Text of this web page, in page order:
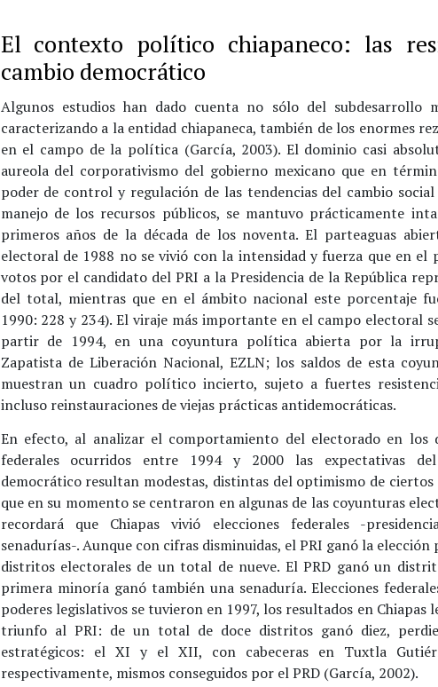
El contexto político chiapaneco: las
cambio democrático
Algunos estudios han dado cuenta no sólo del subdesarrollo
caracterizando a la entidad chiapaneca, también de los enormes
en el campo de la política (García, 2003). El dominio casi
aureola del corporativismo del gobierno mexicano que en
poder de control y regulación de las tendencias del cambio
manejo de los recursos públicos, se mantuvo prácticamente
primeros años de la década de los noventa. El parteaguas
electoral de 1988 no se vivió con la intensidad y fuerza que en el
votos por el candidato del PRI a la Presidencia de la República
del total, mientras que en el ámbito nacional este porcentaje
1990: 228 y 234). El viraje más importante en el campo electoral
partir de 1994, en una coyuntura política abierta por la
Zapatista de Liberación Nacional, EZLN; los saldos de esta
muestran un cuadro político incierto, sujeto a fuertes
incluso reinstauraciones de viejas prácticas antidemocráticas.
En efecto, al analizar el comportamiento del electorado en los
federales ocurridos entre 1994 y 2000 las expectativas
democrático resultan modestas, distintas del optimismo de
que en su momento se centraron en algunas de las coyunturas
recordará que Chiapas vivió elecciones federales -
senadurías-. Aunque con cifras disminuidas, el PRI ganó la elección
distritos electorales de un total de nueve. El PRD ganó un
primera minoría ganó también una senaduría. Elecciones
poderes legislativos se tuvieron en 1997, los resultados en Chiapas
triunfo al PRI: de un total de doce distritos ganó diez,
estratégicos: el XI y el XII, con cabeceras en Tuxtla
respectivamente, mismos conseguidos por el PRD (García, 2002).